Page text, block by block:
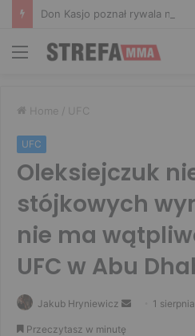
Menu
Home / UFC
UFC
Oleksiejczuk
stójkowych
nie ma
UFC w Abu
Jakub Hryniewicz
Send 1
Przeczytasz w minutę